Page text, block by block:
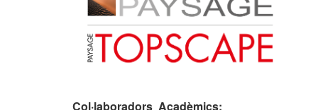
Col·laboradors Acadèmics: